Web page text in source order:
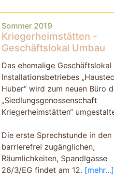
Sommer 2019
Kriegerheimstätten -
Geschäftslokal Umbau
Das ehemalige Geschäftslokal
Installationsbetriebes
Huber wird zum neuen Büro
Siedlungsgenossenschaft
Kriegerheimstätten
Die erste Sprechstunde in den
barrierefrei zugänglichen,
Räumlichkeiten, Spandlgasse
26/3/EG findet am 12. [mehr...]